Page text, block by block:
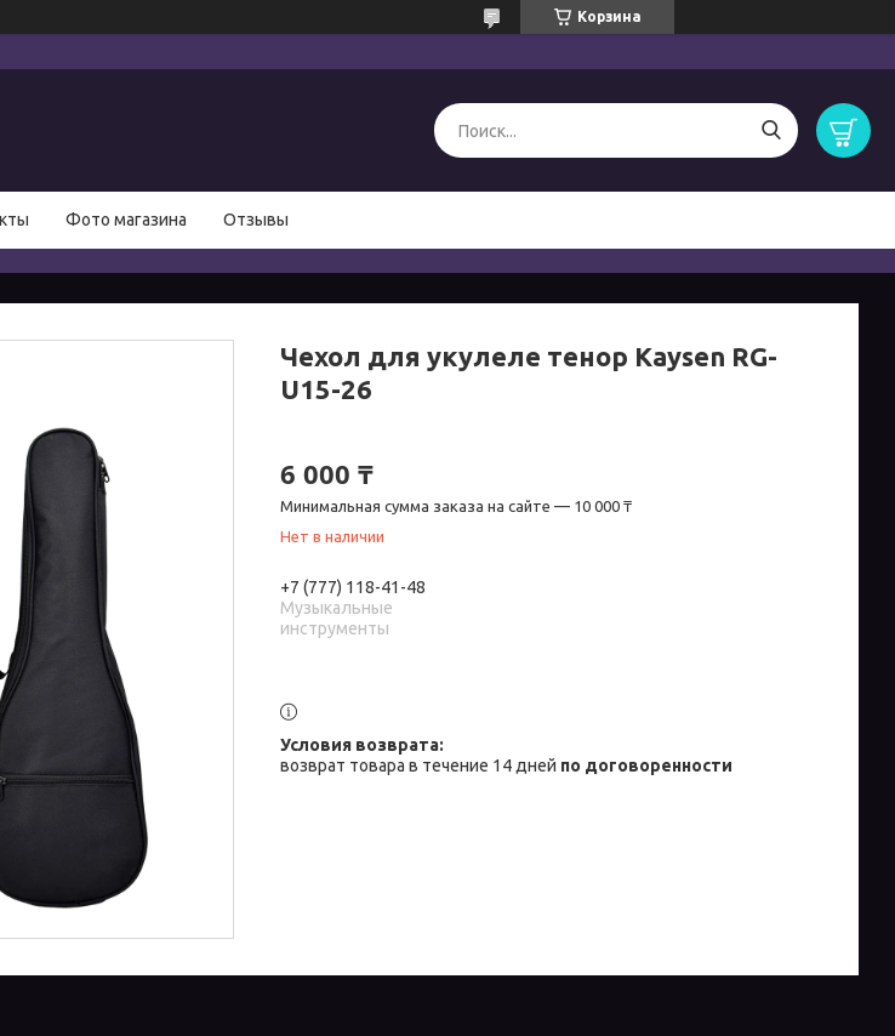
Корзина
Фото магазина Отзывы
Чехол для укулеле тенор Kaysen RG-
U15-26
6 000 ₸
Минимальная сумма заказа на сайте — 10 000 ₸
Нет в наличии
+7 (777) 118-41-48
Музыкальные
инструменты
возврат товара в течение 14 дней по договоренности